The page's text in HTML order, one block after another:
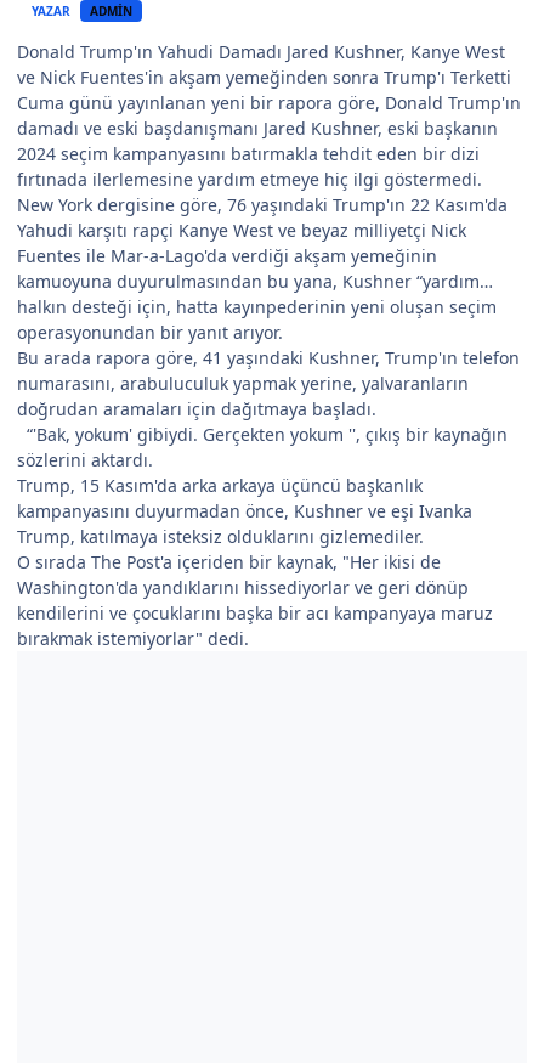
YAZAR ADMIN
Donald Trump'ın Yahudi Damadı Jared Kushner, Kanye West
ve Nick Fuentes'in akşam yemeğinden sonra Trump'ı Terketti
Cuma günü yayınlanan yeni bir rapora göre, Donald Trump'ın
damadı ve eski başdanışmanı Jared Kushner, eski başkanın
2024 seçim kampanyasını batırmakla tehdit eden bir dizi
fırtınada ilerlemesine yardım etmeye hiç ilgi göstermedi.
New York dergisine göre, 76 yaşındaki Trump'ın 22 Kasım'da
Yahudi karşıtı rapçi Kanye West ve beyaz milliyetçi Nick
Fuentes ile Mar-a-Lago'da verdiği akşam yemeğinin
kamuoyuna duyurulmasından bu yana, Kushner “yardım…
halkın desteği için, hatta kayınpederinin yeni oluşan seçim
operasyonundan bir yanıt arıyor.
Bu arada rapora göre, 41 yaşındaki Kushner, Trump'ın telefon
numarasını, arabuluculuk yapmak yerine, yalvaranların
doğrudan aramaları için dağıtmaya başladı.
“'Bak, yokum' gibiydi. Gerçekten yokum '', çıkış bir kaynağın
sözlerini aktardı.
Trump, 15 Kasım'da arka arkaya üçüncü başkanlık
kampanyasını duyurmadan önce, Kushner ve eşi Ivanka
Trump, katılmaya isteksiz olduklarını gizlemediler.
O sırada The Post'a içeriden bir kaynak, "Her ikisi de
Washington'da yandıklarını hissediyorlar ve geri dönüp
kendilerini ve çocuklarını başka bir acı kampanyaya maruz
bırakmak istemiyorlar" dedi.